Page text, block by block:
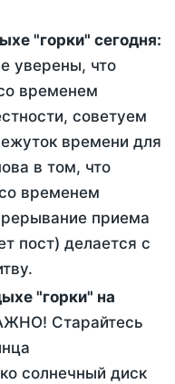
"горки" сегодня:
уверены, что
временем
советуем
времени для
в том, что
временем
приема
пост) делается с
"горки" на
Старайтесь
солнечный диск